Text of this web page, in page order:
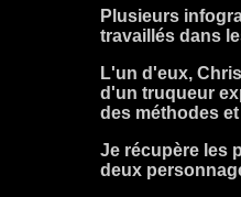
Plusieurs
travaillés dans
L'un d'eux,
d'un truqueur
des méthodes
Je récupère les
deux